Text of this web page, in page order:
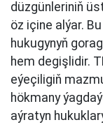
düzgünleriniň
öz içine alýar.
hukugynyň
hem degişlidir.
eýeçiligiň
hökmany
aýratyn